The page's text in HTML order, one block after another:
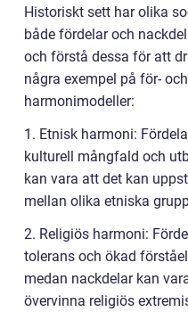
Historiskt sett har olika
både fördelar och
och förstå dessa för att
några exempel på för-
harmonimodeller:
1. Etnisk harmoni:
kulturell mångfald och
kan vara att det kan
mellan olika etniska
2. Religiös harmoni:
tolerans och ökad
medan nackdelar kan
övervinna religiös